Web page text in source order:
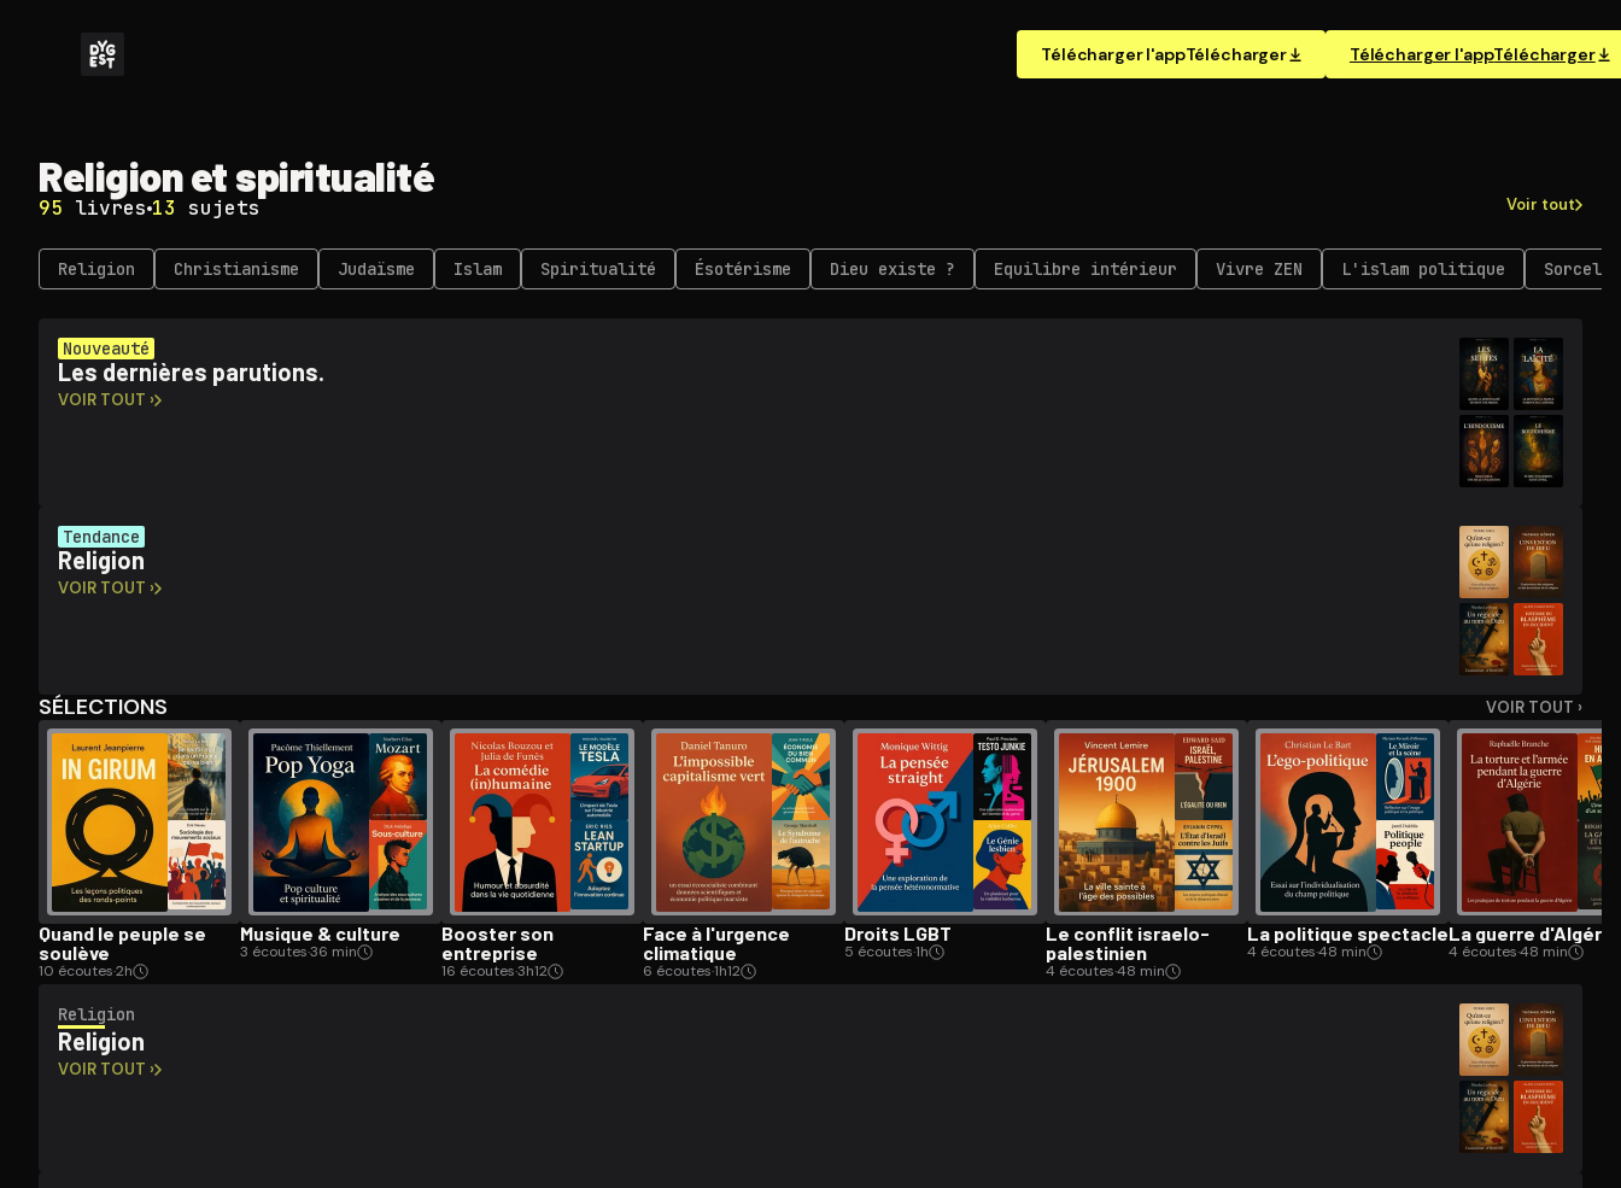
Télécharger l'appTélécharger Télécharger l'appTélécharger
Religion et spi­ri­tua­li­té
95 livres 13 sujets Voir tout
Religion Chris­tia­nisme Judaïsme Islam Spi­ri­tua­li­té Ésotérisme Dieu existe ? Equilibre intérieur Vivre ZEN L'islam politique
Nouveauté
Les dernières parutions.
VOIR TOUT ›
Tendance
Religion
VOIR TOUT ›
SÉLECTIONS VOIR TOUT ›
Quand le peuple se
soulève
10 écoutes·2h
Musique & culture
3 écoutes·36 min
Booster son
entreprise
16 écoutes·3h12
Face à l'urgence
climatique
6 écoutes·1h12
Droits LGBT
5 écoutes·1h
Le conflit israelo-
palestinien
4 écoutes·48 min
La politique spectacle
4 écoutes·48 min
La guerre d'Algérie
4 écoutes·48 min
Religion
Religion
VOIR TOUT ›